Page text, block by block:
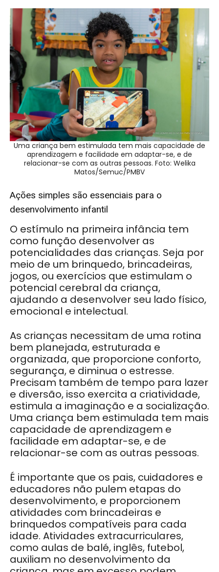
Uma criança bem estimulada tem mais capacidade de
aprendizagem e facilidade em adaptar-se, e de
relacionar-se com as outras pessoas. Foto: Welika
Matos/Semuc/PMBV
Ações simples são essenciais para o
desenvolvimento infantil
O estímulo na primeira infância tem
como função desenvolver as
potencialidades das crianças. Seja por
meio de um brinquedo, brincadeiras,
jogos, ou exercícios que estimulam o
potencial cerebral da criança,
ajudando a desenvolver seu lado físico,
emocional e intelectual.
As crianças necessitam de uma rotina
bem planejada, estruturada e
organizada, que proporcione conforto,
segurança, e diminua o estresse.
Precisam também de tempo para lazer
e diversão, isso exercita a criatividade,
estimula a imaginação e a socialização.
Uma criança bem estimulada tem mais
capacidade de aprendizagem e
facilidade em adaptar-se, e de
relacionar-se com as outras pessoas.
É importante que os pais, cuidadores e
educadores não pulem etapas do
desenvolvimento, e proporcionem
atividades com brincadeiras e
brinquedos compatíveis para cada
idade. Atividades extracurriculares,
como aulas de balé, inglês, futebol,
auxiliam no desenvolvimento da